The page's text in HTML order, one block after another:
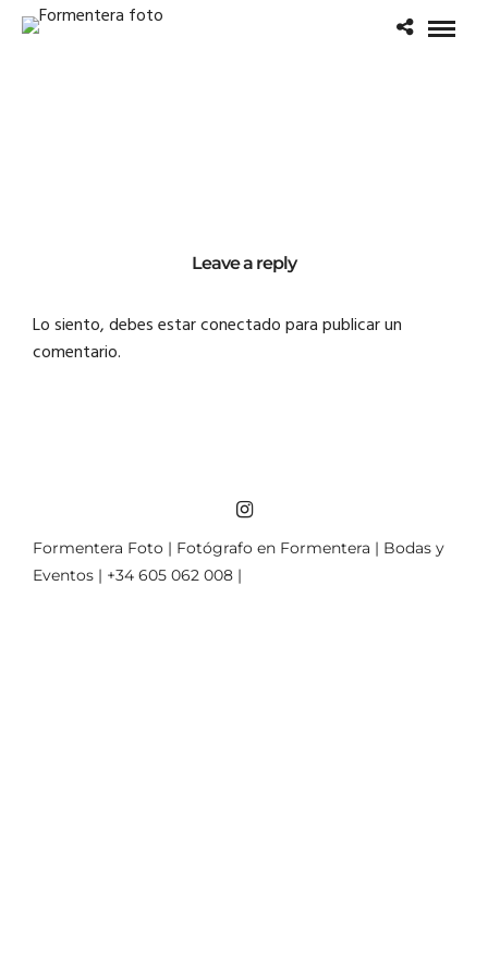
Leave a reply
Lo siento, debes estarconectadopara publicar un
comentario.
Formentera Foto | Fotógrafo en Formentera | Bodas y
Eventos | +34 605 062 008 |